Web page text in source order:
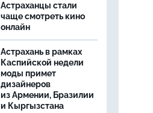
Астраханцы стали
чаще смотреть кино
онлайн
Астрахань в рамках
Каспийской недели
моды примет
дизайнеров
из Армении, Бразилии
и Кыргызстана